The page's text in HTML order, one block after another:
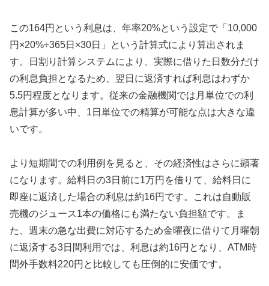
この164円という利息は、年率20%という設定で「10,000
円×20%÷365日×30日」という計算式により算出されま
す。日割り計算システムにより、実際に借りた日数分だけ
の利息負担となるため、翌日に返済すれば利息はわずか
5.5円程度となります。従来の金融機関では月単位での利
息計算が多い中、1日単位での精算が可能な点は大きな違
いです。
より短期間での利用例を見ると、その経済性はさらに顕著
になります。給料日の3日前に1万円を借りて、給料日に
即座に返済した場合の利息は約16円です。これは自動販
売機のジュース1本の価格にも満たない負担額です。ま
た、週末の急な出費に対応するため金曜夜に借りて月曜朝
に返済する3日間利用では、利息は約16円となり、ATM時
間外手数料220円と比較しても圧倒的に安価です。